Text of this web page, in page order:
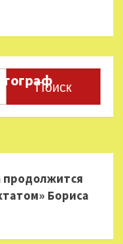
продолжится
Бориса